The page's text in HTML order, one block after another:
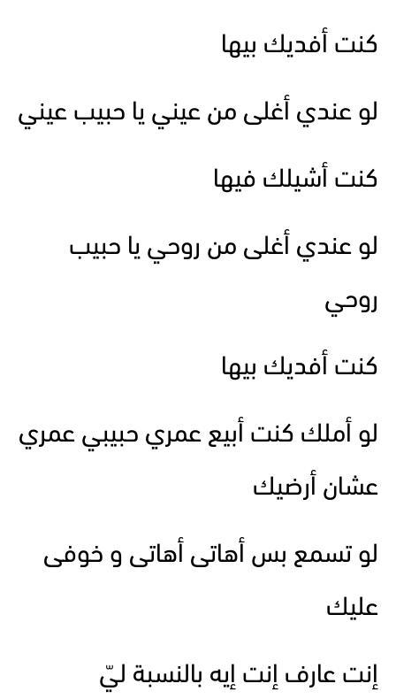
كنت أفديك بيها
لو عندي أغلى من عيني يا حبيب عيني
كنت أشيلك فيها
لو عندي أغلى من روحي يا حبيب
روحي
كنت أفديك بيها
لو أملك كنت أبيع عمري حبيبي عمري
عشان أرضيك
لو تسمع بس أهاتى أهاتى و خوفى
عليك
إنت عارف إنت إيه بالنسبة ليّ